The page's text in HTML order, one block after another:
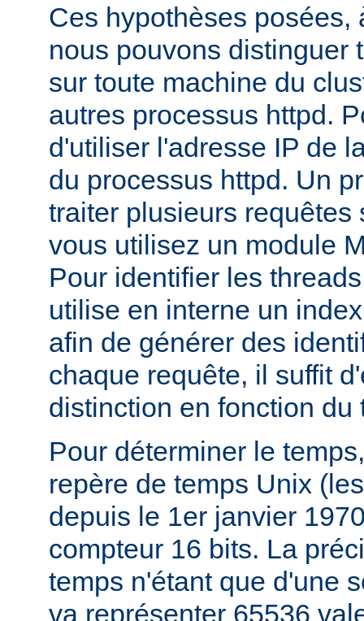
Ces hypothèses posées,
nous pouvons distinguer
sur toute machine du
autres processus httpd.
d'utiliser l'adresse IP de
du processus httpd. Un
traiter plusieurs requêtes
vous utilisez un module
Pour identifier les
utilise en interne un
afin de générer des
chaque requête, il suffit
distinction en fonction du
Pour déterminer le
repère de temps Unix
depuis le 1er janvier
compteur 16 bits. La
temps n'étant que d'une
va représenter 65536